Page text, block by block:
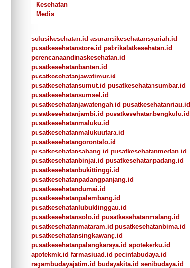
Kesehatan
Medis
solusikesehatan.id asuransikesehatansyariah.id
pusatkesehatanstore.id pabrikalatkesehatan.id
perencanaandinaskesehatan.id
pusatkesehatanbanten.id
pusatkesehatanjawatimur.id
pusatkesehatansumut.id pusatkesehatansumbar.id
pusatkesehatansumsel.id
pusatkesehatanjawatengah.id pusatkesehatanriau.id
pusatkesehatanjambi.id pusatkesehatanbengkulu.id
pusatkesehatanmaluku.id
pusatkesehatanmalukuutara.id
pusatkesehatangorontalo.id
pusatkesehatansabang.id pusatkesehatanmedan.id
pusatkesehatanbinjai.id pusatkesehatanpadang.id
pusatkesehatanbukittinggi.id
pusatkesehatanpadangpanjang.id
pusatkesehatandumai.id
pusatkesehatanpalembang.id
pusatkesehatanlubuklinggau.id
pusatkesehatansolo.id pusatkesehatanmalang.id
pusatkesehatanmataram.id pusatkesehatanbima.id
pusatkesehatansingkawang.id
pusatkesehatanpalangkaraya.id apotekerku.id
apotekmk.id farmasiuad.id pecintabudaya.id
ragambudayajatim.id budayakita.id senibudaya.id